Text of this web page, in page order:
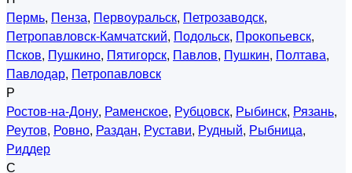
Пермь, Пенза, Первоуральск, Петрозаводск,
Петропавловск-Камчатский, Подольск, Прокопьевск,
Псков, Пушкино, Пятигорск, Павлов, Пушкин, Полтава,
Павлодар, Петропавловск
Р
Ростов-на-Дону, Раменское, Рубцовск, Рыбинск, Рязань,
Реутов, Ровно, Раздан, Рустави, Рудный, Рыбница,
Риддер
С